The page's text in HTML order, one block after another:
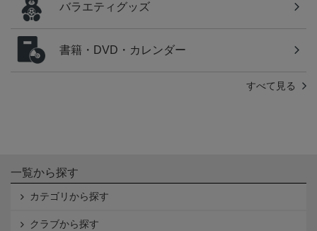
バラエティグッズ
書籍・DVD・カレンダー
すべて見る
一覧から探す
カテゴリから探す
クラブから探す